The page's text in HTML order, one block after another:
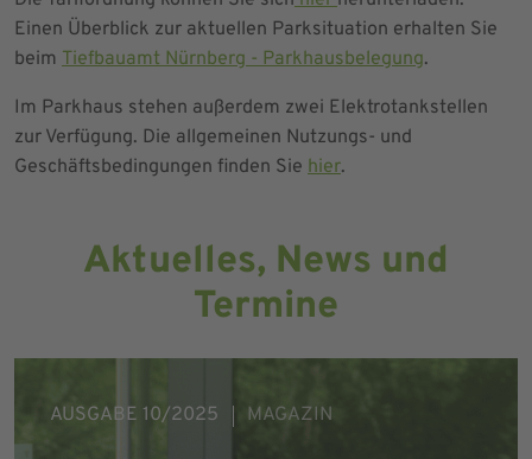
Einen Überblick zur aktuellen Parksituation erhalten Sie
beim Tiefbauamt Nürnberg - Parkhausbelegung.
Im Parkhaus stehen außerdem zwei Elektrotankstellen
zur Verfügung. Die allgemeinen Nutzungs- und
Geschäftsbedingungen finden Sie hier.
Aktuelles, News und
Termine
AUSGABE 10/2025 MAGAZIN